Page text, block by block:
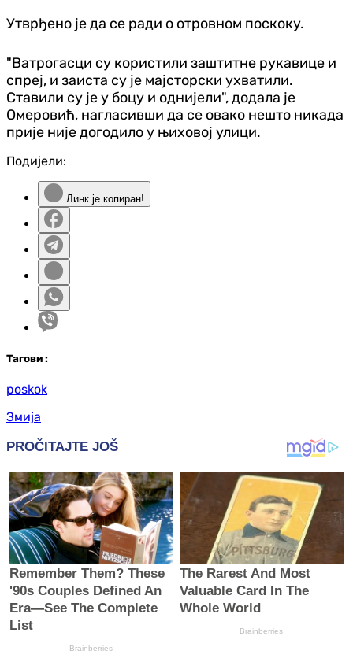
Утврђено је да се ради о отровном поскоку.
"Ватрогасци су користили заштитне рукавице и
спреј, и заиста су је мајсторски ухватили.
Ставили су је у боцу и однијели", додала је
Омеровић, нагласивши да се овако нешто никада
прије није догодило у њиховој улици.
Подијели:
Линк је копиран!
Тагови :
poskok
Змија